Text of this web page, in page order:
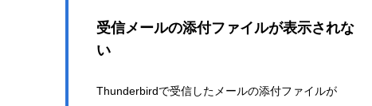
受信メールの添付ファイルが表示されな
い
Thunderbirdで受信したメールの添付ファイルが